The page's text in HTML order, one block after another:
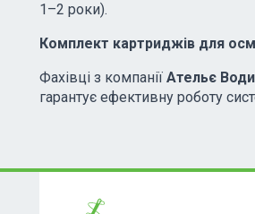
1–2 роки).
Комплект картриджів для
Фахівці з компанії Ательє Води
гарантує ефективну роботу